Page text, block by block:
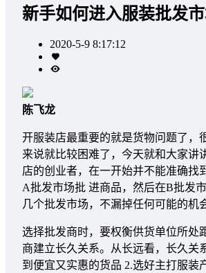
新手如何进入服装批发
2020-5-9 8:17:12
陈飞龙
开服装店最重要的就是货物问题了，
来说就比较困难了，今天就和大家讲
店的创业者，在一开始并不能准确找
A批发市场批 进商品，然后在B批发
几个批发市场，不漏掉任何可能的机
选择批发商时，要权衡供货单位所处
商建立长久关系。从长远看，长久关
到便宜又实惠的货品 2.选好主打服